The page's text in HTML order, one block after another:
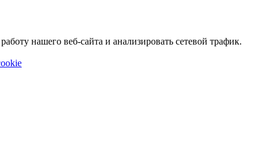
нашего веб-сайта и анализировать сетевой трафик.